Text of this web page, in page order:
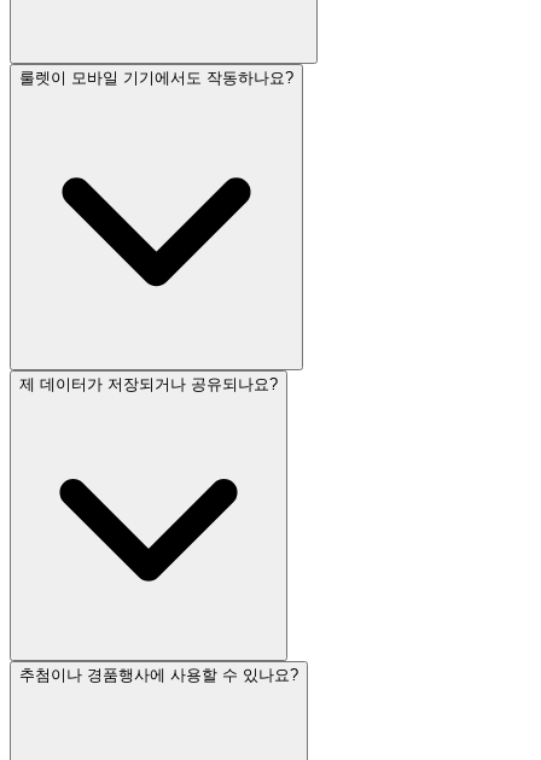
룰렛이 모바일 기기에서도 작동하나요?
제 데이터가 저장되거나 공유되나요?
추첨이나 경품행사에 사용할 수 있나요?